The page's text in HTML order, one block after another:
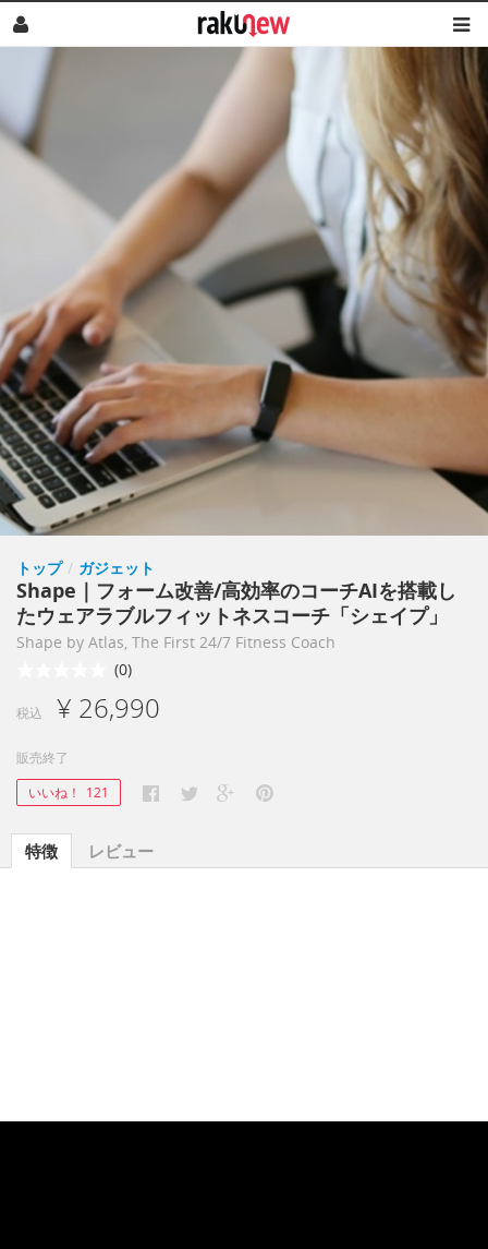
トップ / ガジェット
Shape｜フォーム改善/高効率のコーチAIを搭載し
たウェアラブルフィットネスコーチ「シェイプ」
Shape by Atlas, The First 24/7 Fitness Coach
(0)
税込 ¥ 26,990
販売終了
いいね！
121
特徴 レビュー